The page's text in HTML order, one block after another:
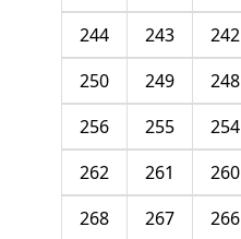
242
243
244
248
249
250
254
255
256
260
261
262
266
267
268